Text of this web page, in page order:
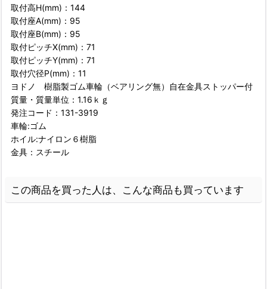
取付高H(mm)：144
取付座A(mm)：95
取付座B(mm)：95
取付ピッチX(mm)：71
取付ピッチY(mm)：71
取付穴径P(mm)：11
ヨドノ 樹脂製ゴム車輪（ベアリング無）自在金具ストッパー付
質量・質量単位：1.16ｋｇ
発注コード：131-3919
車輪:ゴム
ホイル:ナイロン６樹脂
金具：スチール
この商品を買った人は、こんな商品も買っています